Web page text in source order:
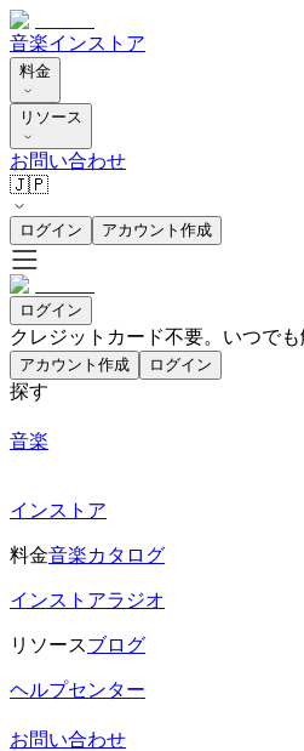
音楽インストア
料金
リソース
お問い合わせ
🇯🇵
ログイン アカウント作成
ログイン
クレジットカード不要。いつでも
アカウント作成 ログイン
探す
音楽
インストア
料金音楽カタログ
インストアラジオ
リソースブログ
ヘルプセンター
お問い合わせ